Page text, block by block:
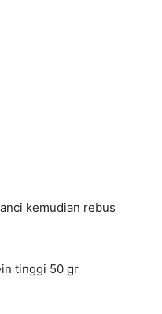
kemudian rebus
tinggi 50 gr